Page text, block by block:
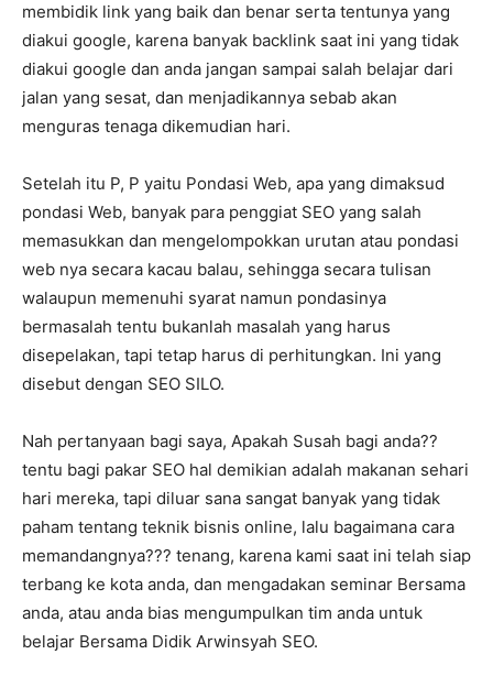
membidik link yang baik dan benar serta tentunya yang
diakui google, karena banyak backlink saat ini yang tidak
diakui google dan anda jangan sampai salah belajar dari
jalan yang sesat, dan menjadikannya sebab akan
menguras tenaga dikemudian hari.
Setelah itu P, P yaitu Pondasi Web, apa yang dimaksud
pondasi Web, banyak para penggiat SEO yang salah
memasukkan dan mengelompokkan urutan atau pondasi
web nya secara kacau balau, sehingga secara tulisan
walaupun memenuhi syarat namun pondasinya
bermasalah tentu bukanlah masalah yang harus
disepelakan, tapi tetap harus di perhitungkan. Ini yang
disebut dengan SEO SILO.
Nah pertanyaan bagi saya, Apakah Susah bagi anda??
tentu bagi pakar SEO hal demikian adalah makanan sehari
hari mereka, tapi diluar sana sangat banyak yang tidak
paham tentang teknik bisnis online, lalu bagaimana cara
memandangnya??? tenang, karena kami saat ini telah siap
terbang ke kota anda, dan mengadakan seminar Bersama
anda, atau anda bias mengumpulkan tim anda untuk
belajar Bersama Didik Arwinsyah SEO.